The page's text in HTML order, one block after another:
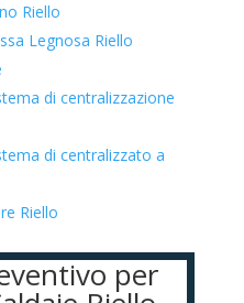
Riello
Legnosa Riello
di centralizzazione
di centralizzato a
Riello
per